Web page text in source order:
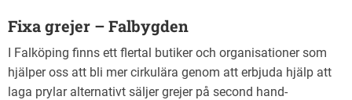
Fixa grejer – Falbygden
I Falköping finns ett flertal butiker och organisationer som
hjälper oss att bli mer cirkulära genom att erbjuda hjälp att
laga prylar alternativt säljer grejer på second hand-